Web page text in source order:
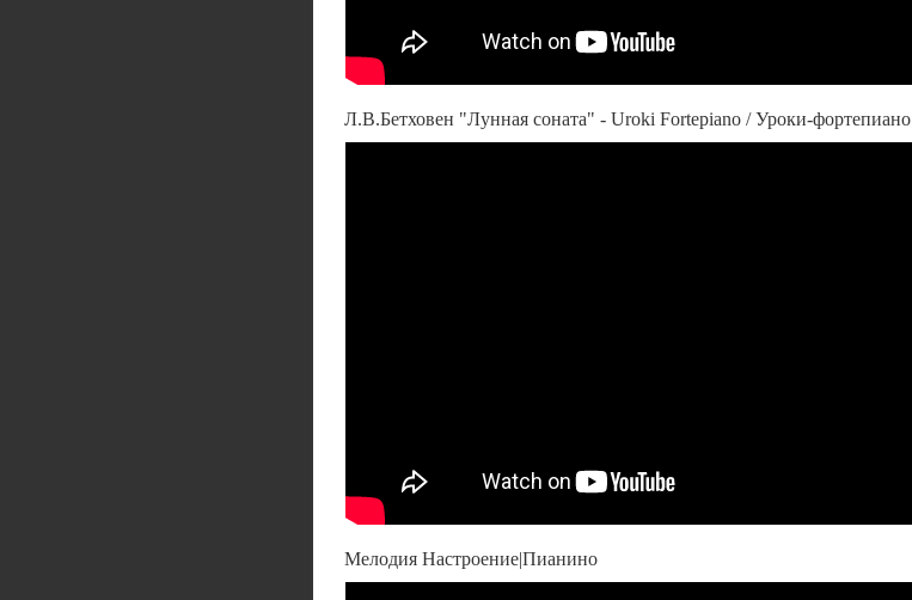
Л.В.Бетховен "Лунная соната" - Uroki Fortepiano / Уроки-фортепиано
Мелодия Настроение|Пианино